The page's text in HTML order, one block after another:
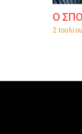
Ο
2